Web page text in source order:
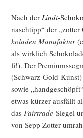
Nach der Lindt-
nasch­tipp“ der „zot­ter
ko­la­den Manu­fak­tur
als wirk­lich
fi!). Der
(Schwarz-Gold-
sowie
etwas kür­zer aus­fällt
das Fair­trade-Sie­gel
von Sepp Zot­ter